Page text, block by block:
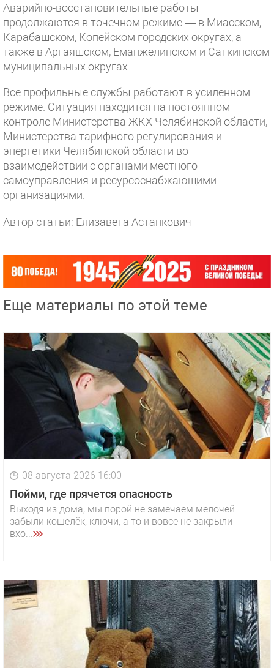
Аварийно-восстановительные работы
продолжаются в точечном режиме — в Миасском,
Карабашском, Копейском городских округах, а
также в Аргаяшском, Еманжелинском и Саткинском
муниципальных округах.
Все профильные службы работают в усиленном
режиме. Ситуация находится на постоянном
контроле Министерства ЖКХ Челябинской области,
Министерства тарифного регулирования и
энергетики Челябинской области во
взаимодействии с органами местного
самоуправления и ресурсоснабжающими
организациями.
Автор статьи: Елизавета Астапкович
Еще материалы по этой теме
08 августа 2026 16:00
Пойми, где прячется опасность
Выходя из дома, мы порой не замечаем мелочей:
забыли кошелёк, ключи, а то и вовсе не закрыли
вхо...